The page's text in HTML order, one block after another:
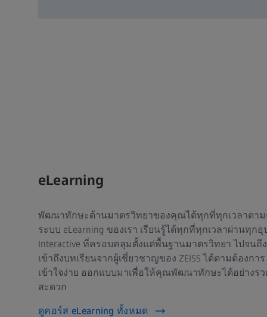
eLearning
พัฒนาทักษะด้านมาตรวิทยาของคุณได้ทุกที่ทุกเวลาตาม
ระบบ eLearning ของเรา เรียนรู้ได้ทุกที่ทุกเวลาผ่านทุ
Interactive ที่ครอบคลุมตั้งแต่พื้นฐานมาตรวิทยา ไปจน
เข้าถึงบทเรียนจากผู้เชี่ยวชาญของ ZEISS ได้ตามต้องกา
เข้าใจง่าย ออกแบบมาเพื่อให้คุณพัฒนาทักษะได้อย่างร
สะดวก
ดูคอร์ส eLearning ทั้งหมด